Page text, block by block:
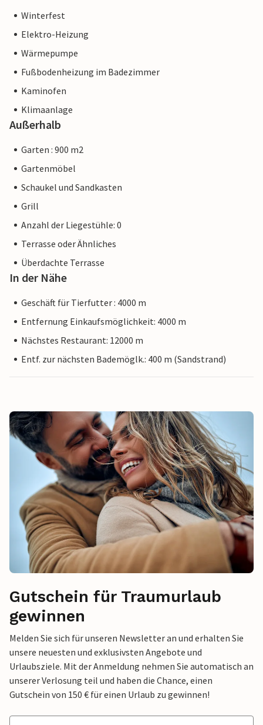
Winterfest
Elektro-Heizung
Wärmepumpe
Fußbodenheizung im Badezimmer
Kaminofen
Klimaanlage
Außerhalb
Garten : 900 m2
Gartenmöbel
Schaukel und Sandkasten
Grill
Anzahl der Liegestühle: 0
Terrasse oder Ähnliches
Überdachte Terrasse
In der Nähe
Geschäft für Tierfutter : 4000 m
Entfernung Einkaufsmöglichkeit: 4000 m
Nächstes Restaurant: 12000 m
Entf. zur nächsten Bademöglk.: 400 m (Sandstrand)
Gutschein für Traumurlaub
gewinnen
Melden Sie sich für unseren Newsletter an und erhalten Sie
unsere neuesten und exklusivsten Angebote und
Urlaubsziele. Mit der Anmeldung nehmen Sie automatisch an
unserer Verlosung teil und haben die Chance, einen
Gutschein von 150 € für einen Urlaub zu gewinnen!